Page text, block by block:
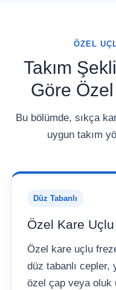
ÖZEL
Takım
Göre
Bu bölümde, sıkça
uygun takım
Düz Tabanlı
Özel Kare
Özel kare uçlu
düz tabanlı cepler,
özel çap veya oluk